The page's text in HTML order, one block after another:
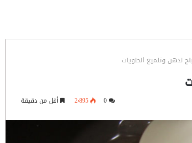
لدهن وتلميع الحلويات
2٬895 أقل من دقيقة